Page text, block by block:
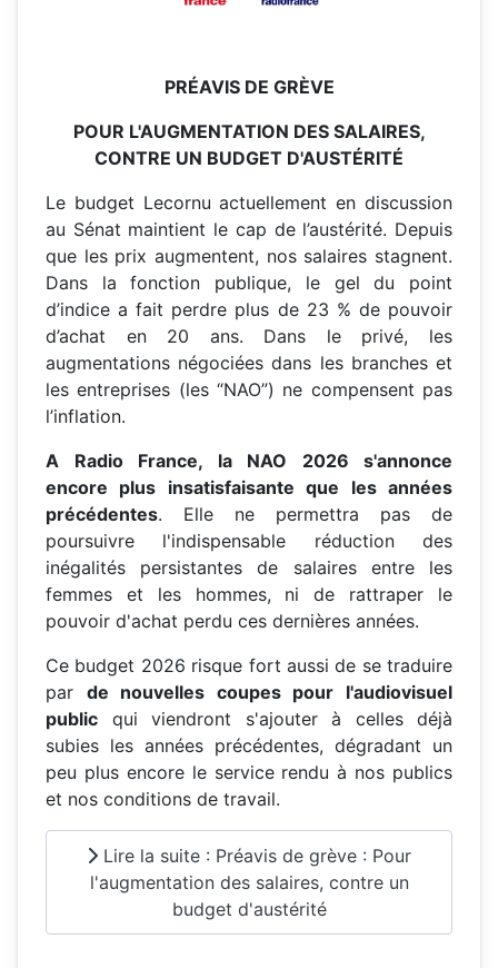
PRÉAVIS DE GRÈVE
POUR L'AUGMENTATION DES SALAIRES,
CONTRE UN BUDGET D'AUSTÉRITÉ
Le budget Lecornu actuellement en discussion
au Sénat maintient le cap de l’austérité. Depuis
que les prix augmentent, nos salaires stagnent.
Dans la fonction publique, le gel du point
d’indice a fait perdre plus de 23 % de pouvoir
d’achat en 20 ans. Dans le privé, les
augmentations négociées dans les branches et
les entreprises (les “NAO”) ne compensent pas
l’inflation.
A Radio France, la NAO 2026 s'annonce
encore plus insatisfaisante que les années
précédentes. Elle ne permettra pas de
poursuivre l'indispensable réduction des
inégalités persistantes de salaires entre les
femmes et les hommes, ni de rattraper le
pouvoir d'achat perdu ces dernières années.
Ce budget 2026 risque fort aussi de se traduire
par de nouvelles coupes pour l'audiovisuel
public qui viendront s'ajouter à celles déjà
subies les années précédentes, dégradant un
peu plus encore le service rendu à nos publics
et nos conditions de travail.
Lire la suite : Préavis de grève : Pour
l'augmentation des salaires, contre un
budget d'austérité